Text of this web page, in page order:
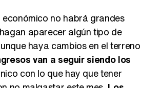
económico no habrá grandes
aparecer algún tipo de
haya cambios en el terreno
van a seguir siendo los
con lo que hay que tener